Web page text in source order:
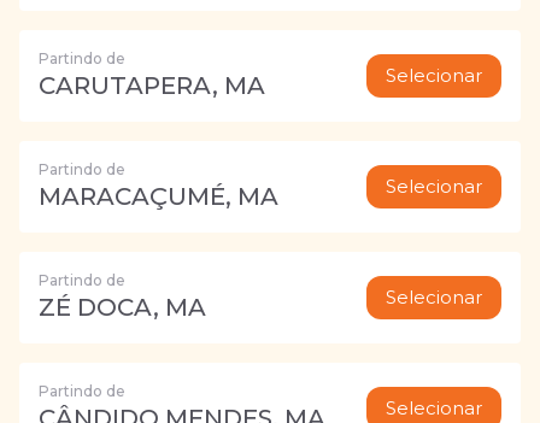
Partindo de
CARUTAPERA, MA Selecionar
Partindo de
MARACAÇUMÉ, MA Selecionar
Partindo de
ZÉ DOCA, MA Selecionar
Partindo de
Selecionar